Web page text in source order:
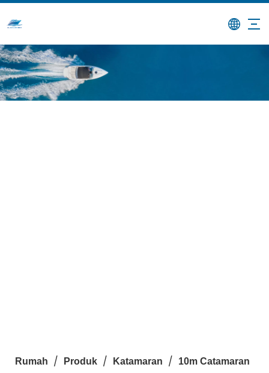
Rumah / Produk / Katamaran / 10m Catamaran